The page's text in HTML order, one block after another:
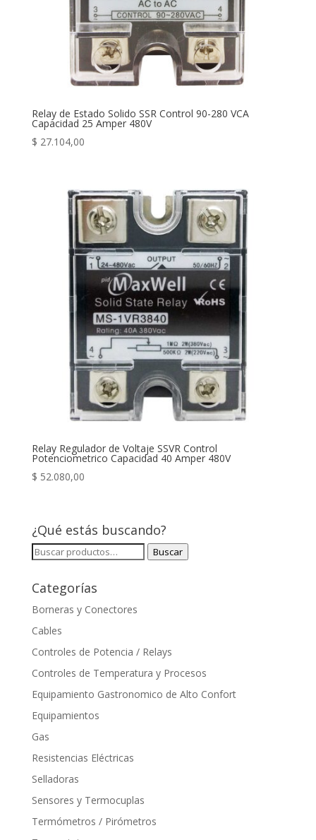
Relay de Estado Solido SSR Control 90-280 VCA
Capacidad 25 Amper 480V
$ 27.104,00
Relay Regulador de Voltaje SSVR Control
Potenciometrico Capacidad 40 Amper 480V
$ 52.080,00
¿Qué estás buscando?
Buscar
Buscar
Categorías
Borneras y Conectores
Cables
Controles de Potencia / Relays
Controles de Temperatura y Procesos
Equipamiento Gastronomico de Alto Confort
Equipamientos
Gas
Resistencias Eléctricas
Selladoras
Sensores y Termocuplas
Termómetros / Pirómetros